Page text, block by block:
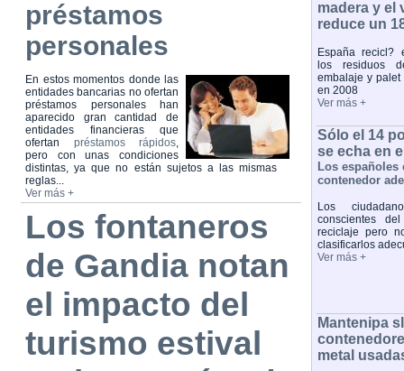
préstamos
personales
En estos momentos donde las
entidades bancarias no ofertan
préstamos personales han
aparecido gran cantidad de
entidades financieras que
ofertan préstamos rápidos,
pero con unas condiciones
distintas, ya que no están sujetos a las mismas
reglas...
Ver más +
Los fontaneros
de Gandia notan
el impacto del
turismo estival
madera y el
reduce un
España recicl?
los residuos
embalaje y palet
en 2008
Ver más +
Sólo el 14
se echa en
Los españoles
contenedor
Los
conscientes
reciclaje pero
clasificarlos
Ver más +
Mantenipa
metal